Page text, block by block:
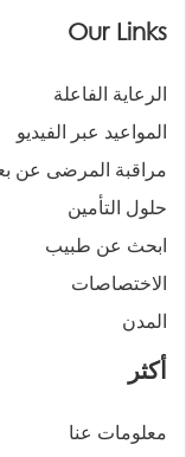
Our Links
الرعاية الفاعلة
المواعيد عبر الفيديو
مراقبة المرضى عن
حلول التأمين
ابحث عن طبيب
الاختصاصات
المدن
أكثر
معلومات عنا